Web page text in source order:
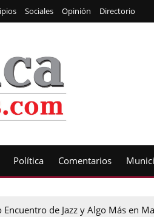
Sociales Opinión Directorio
Política Comentarios
Encuentro de Jazz y Algo Más en